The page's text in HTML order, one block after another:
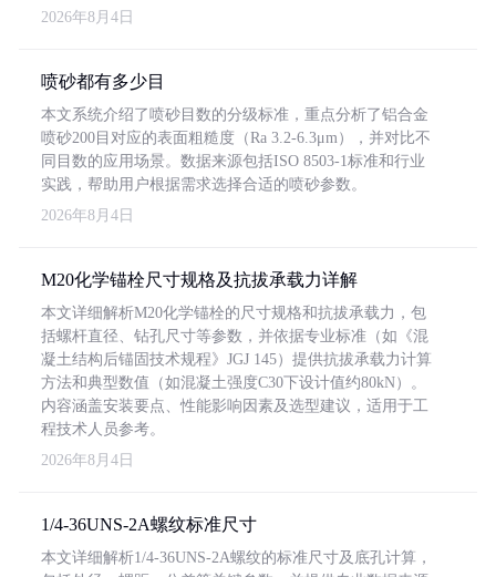
2026年8月4日
喷砂都有多少目
本文系统介绍了喷砂目数的分级标准，重点分析了铝合金
喷砂200目对应的表面粗糙度（Ra 3.2-6.3μm），并对比不
同目数的应用场景。数据来源包括ISO 8503-1标准和行业
实践，帮助用户根据需求选择合适的喷砂参数。
2026年8月4日
M20化学锚栓尺寸规格及抗拔承载力详解
本文详细解析M20化学锚栓的尺寸规格和抗拔承载力，包
括螺杆直径、钻孔尺寸等参数，并依据专业标准（如《混
凝土结构后锚固技术规程》JGJ 145）提供抗拔承载力计算
方法和典型数值（如混凝土强度C30下设计值约80kN）。
内容涵盖安装要点、性能影响因素及选型建议，适用于工
程技术人员参考。
2026年8月4日
1/4-36UNS-2A螺纹标准尺寸
本文详细解析1/4-36UNS-2A螺纹的标准尺寸及底孔计算，